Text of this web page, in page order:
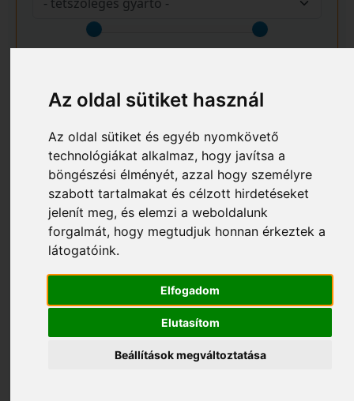
Az oldal sütiket használ
Az oldal sütiket és egyéb nyomkövető
technológiákat alkalmaz, hogy javítsa a
böngészési élményét, azzal hogy személyre
szabott tartalmakat és célzott hirdetéseket
jelenít meg, és elemzi a weboldalunk
forgalmát, hogy megtudjuk honnan érkeztek a
látogatóink.
Elfogadom
Elutasítom
Beállítások megváltoztatása
4 480 Ft
Basi RSR 650 PZ esővédő rozetta B78200408
Kosárba tesz